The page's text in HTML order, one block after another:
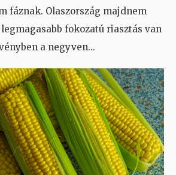
fáznak. Olaszország majdnem
fokozatú riasztás van
a negyven...